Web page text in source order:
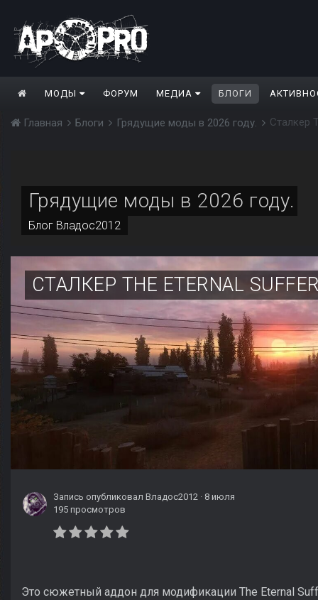
МОДЫ ФОРУМ МЕДИА БЛОГИ
Главная Блоги Грядущие моды в 2026 году. Сталкер
Грядущие моды в 2026 году.
Блог Владос2012
СТАЛКЕР THE ETERNAL
Запись опубликовал Владос2012 · 8 июля
195 просмотров
Это сюжетный аддон для модификации The Eternal